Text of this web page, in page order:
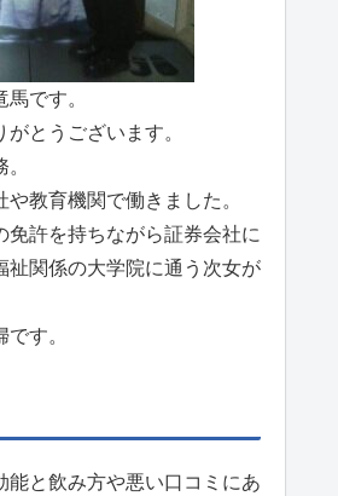
です。
とうございます。
教育機関で働きました。
免許を持ちながら証券会社に
祉関係の大学院に通う次女が
す。
能と飲み方や悪い口コミにあ